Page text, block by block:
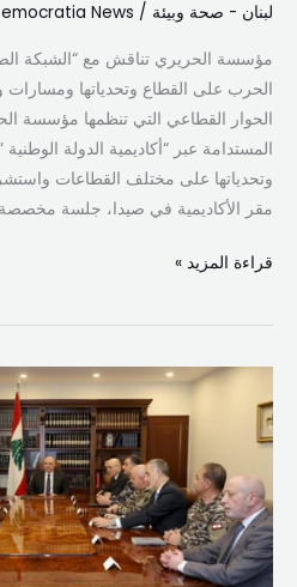
لبنان - صحة وبيئة /
News
مؤسسة الحريري تناقش مع “الشبكة
الحرب على القطاع وتحدياتها
الحوار القطاعي التي تنظمها مؤسسة
المستدامة عبر “أكاديمية الدولة الوطنية
وتحدياتها على مختلف القطاعات
مقر الأكاديمية في صيدا، جلسة
وأفق
قراءة المزيد »
الرئيس
عون:
تشدد
في
بيروت
وملاحقة